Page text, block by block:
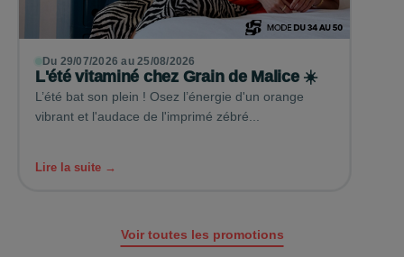
Du 29/07/2026 au 25/08/2026
L'été vitaminé chez Grain de Malice ☀️
L’été bat son plein ! Osez l’énergie d'un orange
vibrant et l'audace de l'imprimé zébré...
Lire la suite →
Voir toutes les promotions